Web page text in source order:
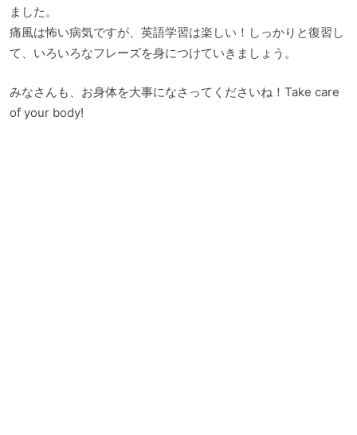
ました。
痛風は怖い病気ですが、英語学習は楽しい！しっかりと復習し
て、いろいろなフレーズを身につけていきましょう。
みなさんも、お身体を大事になさってくださいね！Take care
of your body!